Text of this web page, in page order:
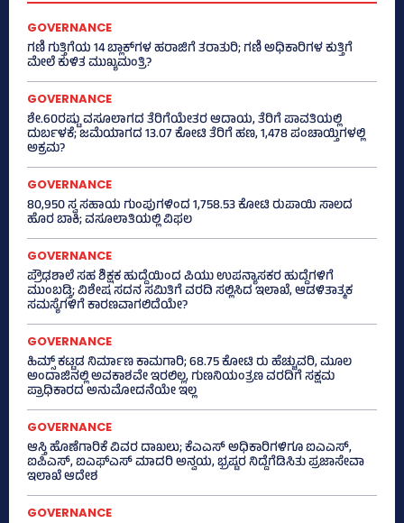
GOVERNANCE
ಗಣಿ ಗುತ್ತಿಗೆಯ 14 ಬ್ಲಾಕ್‌ಗಳ ಹರಾಜಿಗೆ ತರಾತುರಿ; ಗಣಿ ಅಧಿಕಾರಿಗಳ ಕುತ್ತಿಗೆ
ಮೇಲೆ ಕುಳಿತ ಮುಖ್ಯಮಂತ್ರಿ?
GOVERNANCE
ಶೇ.60ರಷ್ಟು ವಸೂಲಾಗದ ತೆರಿಗೆಯೇತರ ಆದಾಯ, ತೆರಿಗೆ ಪಾವತಿಯಲ್ಲಿ
ದುರ್ಬಳಕೆ; ಜಮೆಯಾಗದ 13.07 ಕೋಟಿ ತೆರಿಗೆ ಹಣ, 1,478 ಪಂಚಾಯ್ತಿಗಳಲ್ಲಿ
ಅಕ್ರಮ?
GOVERNANCE
80,950 ಸ್ವ ಸಹಾಯ ಗುಂಪುಗಳಿಂದ 1,758.53 ಕೋಟಿ ರುಪಾಯಿ ಸಾಲದ
ಹೊರ ಬಾಕಿ; ವಸೂಲಾತಿಯಲ್ಲಿ ವಿಫಲ
GOVERNANCE
ಪ್ರೌಢಶಾಲೆ ಸಹ ಶಿಕ್ಷಕ ಹುದ್ದೆಯಿಂದ ಪಿಯು ಉಪನ್ಯಾಸಕರ ಹುದ್ದೆಗಳಿಗೆ
ಮುಂಬಡ್ತಿ; ವಿಶೇಷ ಸದನ ಸಮಿತಿಗೆ ವರದಿ ಸಲ್ಲಿಸಿದ ಇಲಾಖೆ, ಆಡಳಿತಾತ್ಮಕ
ಸಮಸ್ಯೆಗಳಿಗೆ ಕಾರಣವಾಗಲಿದೆಯೇ?
GOVERNANCE
ಹಿಮ್ಸ್‌ ಕಟ್ಟಡ ನಿರ್ಮಾಣ ಕಾಮಗಾರಿ; 68.75 ಕೋಟಿ ರು ಹೆಚ್ಚುವರಿ, ಮೂಲ
ಅಂದಾಜಿನಲ್ಲಿ ಅವಕಾಶವೇ ಇರಲಿಲ್ಲ, ಗುಣನಿಯಂತ್ರಣ ವರದಿಗೆ ಸಕ್ಷಮ
ಪ್ರಾಧಿಕಾರದ ಅನುಮೋದನೆಯೇ ಇಲ್ಲ
GOVERNANCE
ಆಸ್ತಿ ಹೊಣೆಗಾರಿಕೆ ವಿವರ ದಾಖಲು; ಕೆಎಎಸ್ ಅಧಿಕಾರಿಗಳಿಗೂ ಐಎಎಸ್‌,
ಐಪಿಎಸ್‌, ಐಎಫ್‌ಎಸ್‌ ಮಾದರಿ ಅನ್ವಯ, ಭ್ರಷ್ಟರ ನಿದ್ದೆಗೆಡಿಸಿತು ಪ್ರಜಾಸೇವಾ
ಇಲಾಖೆ ಆದೇಶ
GOVERNANCE